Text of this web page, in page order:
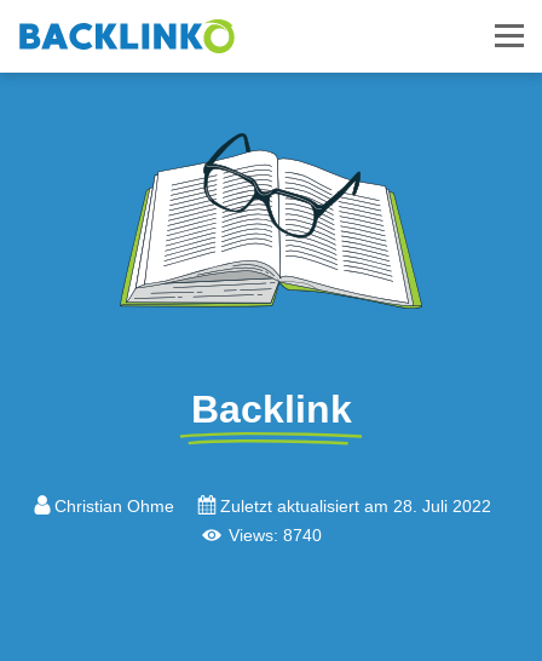
Backlink
Christian Ohme
Zuletzt aktualisiert am 28. Juli 2022
Views: 8740